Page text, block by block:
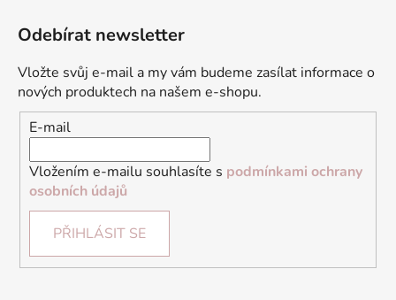
Odebírat newsletter
Vložte svůj e-mail a my vám budeme zasílat informace o
nových produktech na našem e-shopu.
E-mail
Vložením e-mailu souhlasíte s podmínkami ochrany
osobních údajů
PŘIHLÁSIT SE